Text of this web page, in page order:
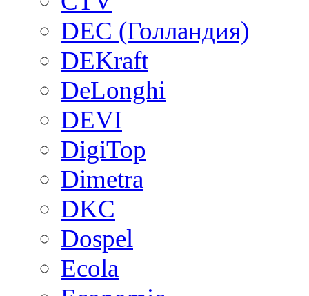
DEC (Голландия)
DEKraft
DeLonghi
DEVI
DigiTop
Dimetra
DKC
Dospel
Ecola